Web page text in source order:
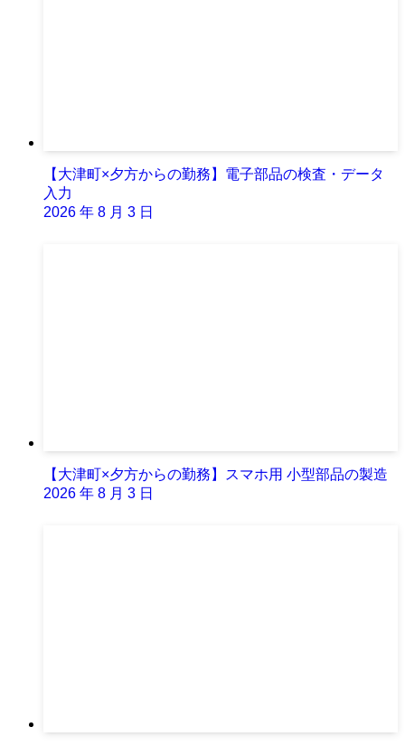
【大津町×夕方からの勤務】電子部品の検査・データ
入力
2026 年 8 月 3 日
【大津町×夕方からの勤務】スマホ用 小型部品の製造
2026 年 8 月 3 日